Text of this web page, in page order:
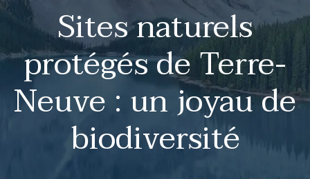
Sites naturels
protégés de Terre-
Neuve : un joyau de
biodiversité